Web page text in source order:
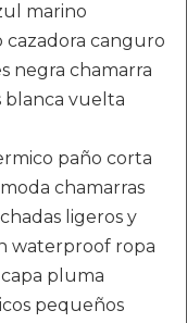
marino
cazadora canguro
negra chamarra
blanca vuelta
paño corta
chamarras
ligeros y
waterproof ropa
pluma
pequeños